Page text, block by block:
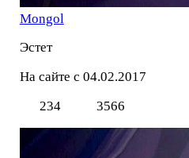
Mоngol
Эстет
На сайте с 04.02.2017
234
3566